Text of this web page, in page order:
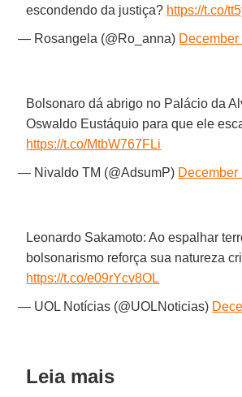
escondendo da justiça? https://t.co/
— Rosangela (@Ro_anna) December
Bolsonaro dá abrigo no Palácio da
Oswaldo Eustáquio para que ele
https://t.co/MtbW767FLi
— Nivaldo TM (@AdsumP) December
Leonardo Sakamoto: Ao espalhar
bolsonarismo reforça sua natureza
https://t.co/e09rYcv8OL
— UOL Notícias (@UOLNoticias)
Leia mais